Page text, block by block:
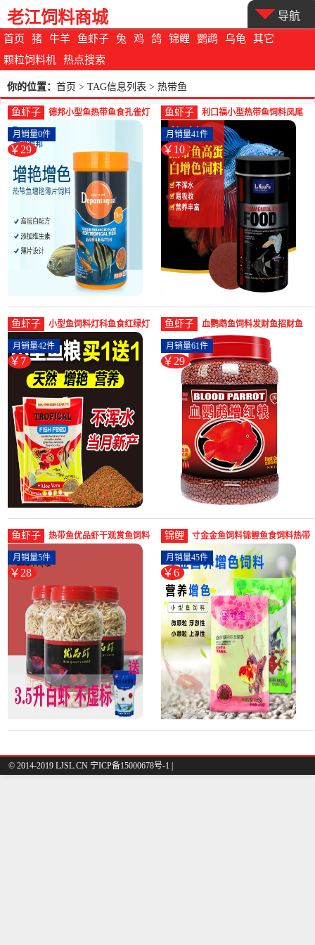
首页 猪 牛羊 鱼虾子 兔 鸡 鸽 锦鲤 鹦鹉 乌龟
其它
颗粒饲料机
热点搜索
老江饲料商城 导航
你的位置： 首页 > TAG信息列表 > 热带鱼
鱼虾子
德邦小型鱼热带鱼食孔雀灯
科红绿灯水晶虾开口鱼粮热
带-虾饲料(大禹宠物用品专营
店仅售29元)
￥29
月销量0件
鱼虾子
利口福小型热带鱼饲料凤尾
孔雀灯科斑马斗鱼增色增艳
颗-鱼饲料(平安融通宠物用品
专营店仅售9.9元)
￥10
月销量41件
鱼虾子
小型鱼饲料灯科鱼食红绿灯
鱼饲料观赏鱼鱼饲料小型热
带-鱼饲料(lxhes爱宠一生专卖
￥7
月销量42件
鱼虾子
血鹦鹉鱼饲料发财鱼招财鱼
增红增色鱼食淡水小颗粒观
赏-鱼饲料(凯希慕旗舰店仅售
28.6元)
￥29
月销量61件
鱼虾子
热带鱼优品虾干观赏鱼饲料
淡水干虾金龙鱼红龙鱼食-虾
饲料(兴隆宠物用品专营店仅
￥28
月销量5件
锦鲤
寸金金鱼饲料锦鲤鱼食饲料热带
鱼饲料鱼饵料观赏鱼饲料-锦鲤
饲料(乐事宠物用品专营店仅售
5.9元)
￥6
月销量45件
© 2014-2019 LJSL.CN 宁ICP备15000678号-1 |